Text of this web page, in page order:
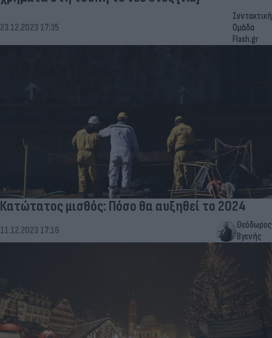
23.12.2023 17:35
Συντακτική
Ομάδα
Flash.gr
Κατώτατος μισθός: Πόσο θα αυξηθεί το 2024
11.12.2023 17:16
Θεόδωρος
Βγενής